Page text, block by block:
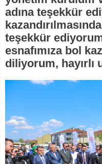
adına teşekkür
teşekkür
esnafımıza bol
diliyorum, hayırlı